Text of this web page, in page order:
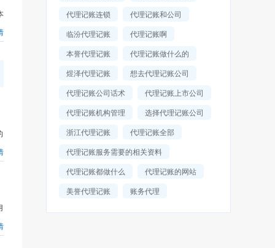
代理记账连锁
代理记账和公司
临汾代理记账
代理记账啊
本誉代理记账
代理记账做什么的
煜泽代理记账
想去代理记账公司
代理记账公司话术
代理记账上市公司
代理记账机构管理
选择代理记账公司
浙江代理记账
代理记账全部
代理记账服务需要的相关资料
代理记账都做什么
代理记账的网站
美誉代理记账
账务代理